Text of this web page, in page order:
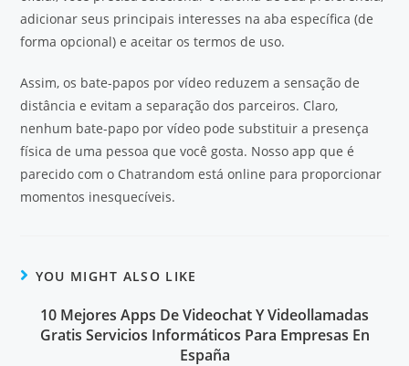
adicionar seus principais interesses na aba específica (de
forma opcional) e aceitar os termos de uso.
Assim, os bate-papos por vídeo reduzem a sensação de
distância e evitam a separação dos parceiros. Claro,
nenhum bate-papo por vídeo pode substituir a presença
física de uma pessoa que você gosta. Nosso app que é
parecido com o Chatrandom está online para proporcionar
momentos inesquecíveis.
YOU MIGHT ALSO LIKE
10 Mejores Apps De Videochat Y Videollamadas
Gratis Servicios Informáticos Para Empresas En
España